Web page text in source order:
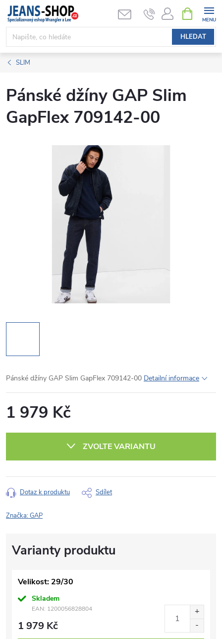
Přejít
obsah
HLEDAT
NÁKUPNÍ
KOŠÍK
SLIM
Pánské džíny GAP Slim
GapFlex 709142-00
Pánské džíny GAP Slim GapFlex 709142-00 Detailní informace
1 979 Kč
ZVOLTE VARIANTU
Dotaz k produktu Sdílet
Značka:GAP
Velikost: 29/30
Skladem
EAN: 1200056828804
1 979 Kč